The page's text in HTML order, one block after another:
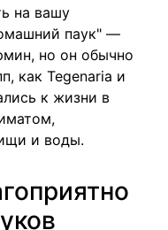
на вашу
паук" —
но он обычно
как Tegenaria и
к жизни в
и воды.